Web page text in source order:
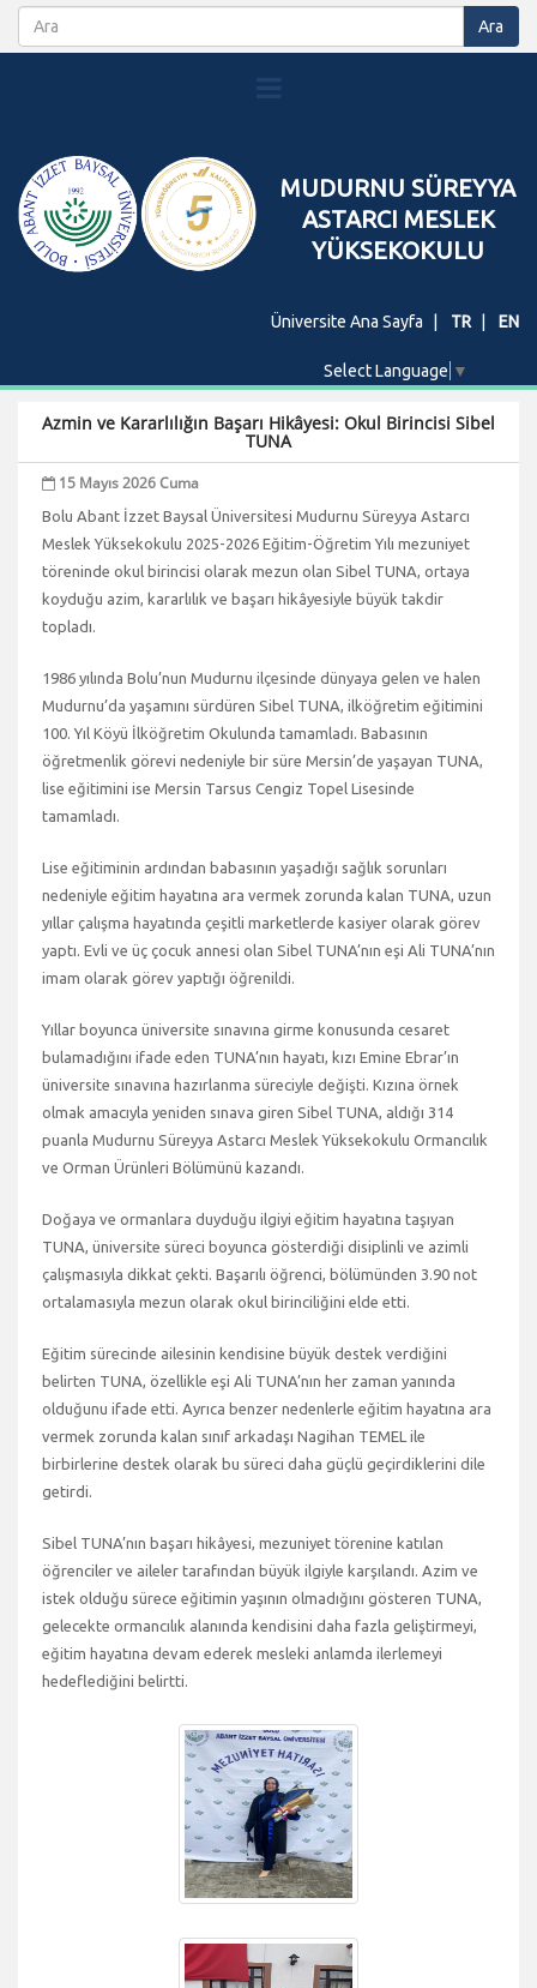
MUDURNU SÜREYYA
ASTARCI MESLEK
YÜKSEKOKULU
Üniversite Ana Sayfa TR EN
Select Language ▼
Azmin ve Kararlılığın Başarı Hikâyesi: Okul Birincisi Sibel
TUNA
15 Mayıs 2026 Cuma
Bolu Abant İzzet Baysal Üniversitesi Mudurnu Süreyya Astarcı
Meslek Yüksekokulu 2025-2026 Eğitim-Öğretim Yılı mezuniyet
töreninde okul birincisi olarak mezun olan Sibel TUNA, ortaya
koyduğu azim, kararlılık ve başarı hikâyesiyle büyük takdir
topladı.
1986 yılında Bolu’nun Mudurnu ilçesinde dünyaya gelen ve halen
Mudurnu’da yaşamını sürdüren Sibel TUNA, ilköğretim eğitimini
100. Yıl Köyü İlköğretim Okulunda tamamladı. Babasının
öğretmenlik görevi nedeniyle bir süre Mersin’de yaşayan TUNA,
lise eğitimini ise Mersin Tarsus Cengiz Topel Lisesinde
tamamladı.
Lise eğitiminin ardından babasının yaşadığı sağlık sorunları
nedeniyle eğitim hayatına ara vermek zorunda kalan TUNA, uzun
yıllar çalışma hayatında çeşitli marketlerde kasiyer olarak görev
yaptı. Evli ve üç çocuk annesi olan Sibel TUNA’nın eşi Ali TUNA’nın
imam olarak görev yaptığı öğrenildi.
Yıllar boyunca üniversite sınavına girme konusunda cesaret
bulamadığını ifade eden TUNA’nın hayatı, kızı Emine Ebrar’ın
üniversite sınavına hazırlanma süreciyle değişti. Kızına örnek
olmak amacıyla yeniden sınava giren Sibel TUNA, aldığı 314
puanla Mudurnu Süreyya Astarcı Meslek Yüksekokulu Ormancılık
ve Orman Ürünleri Bölümünü kazandı.
Doğaya ve ormanlara duyduğu ilgiyi eğitim hayatına taşıyan
TUNA, üniversite süreci boyunca gösterdiği disiplinli ve azimli
çalışmasıyla dikkat çekti. Başarılı öğrenci, bölümünden 3.90 not
ortalamasıyla mezun olarak okul birinciliğini elde etti.
Eğitim sürecinde ailesinin kendisine büyük destek verdiğini
belirten TUNA, özellikle eşi Ali TUNA’nın her zaman yanında
olduğunu ifade etti. Ayrıca benzer nedenlerle eğitim hayatına ara
vermek zorunda kalan sınıf arkadaşı Nagihan TEMEL ile
birbirlerine destek olarak bu süreci daha güçlü geçirdiklerini dile
getirdi.
Sibel TUNA’nın başarı hikâyesi, mezuniyet törenine katılan
öğrenciler ve aileler tarafından büyük ilgiyle karşılandı. Azim ve
istek olduğu sürece eğitimin yaşının olmadığını gösteren TUNA,
gelecekte ormancılık alanında kendisini daha fazla geliştirmeyi,
eğitim hayatına devam ederek mesleki anlamda ilerlemeyi
hedeflediğini belirtti.